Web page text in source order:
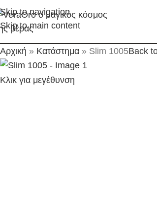
Skip to navigation
Skip to main content
Αρχική » Κατάστημα » Slim 1005Back
Κλικ για μεγέθυνση